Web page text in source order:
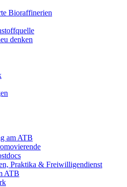
Bioraffinerien
denken
am ATB
Praktika & Freiwilligendienst
ATB